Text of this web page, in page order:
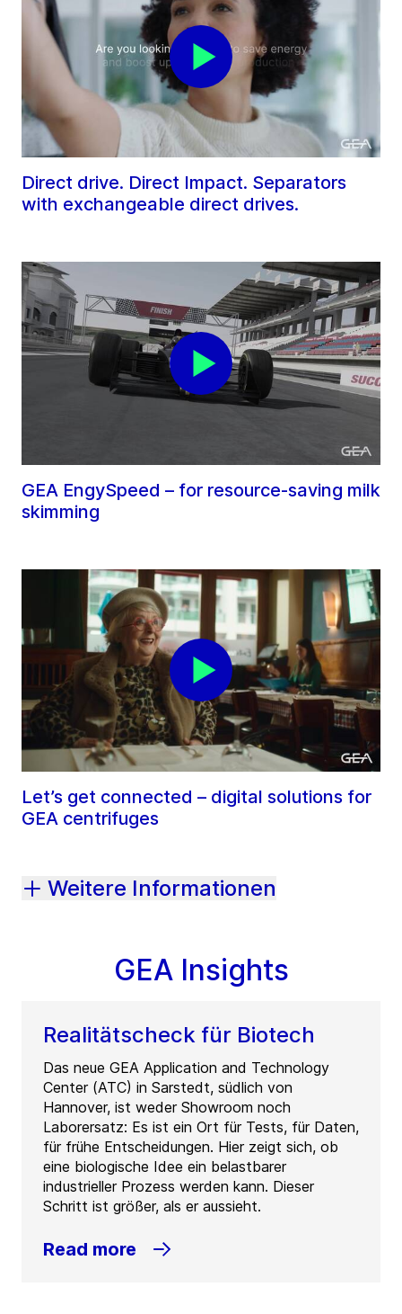
Direct drive. Direct Impact. Separators
with exchangeable direct drives.
GEA EngySpeed – for resource-saving milk
skimming
Let’s get connected – digital solutions for
GEA centrifuges
Weitere Informationen
GEA Insights
Realitätscheck für Biotech
Das neue GEA Application and Technology
Center (ATC) in Sarstedt, südlich von
Hannover, ist weder Showroom noch
Laborersatz: Es ist ein Ort für Tests, für Daten,
für frühe Entscheidungen. Hier zeigt sich, ob
eine biologische Idee ein belastbarer
industrieller Prozess werden kann. Dieser
Schritt ist größer, als er aussieht.
Read more